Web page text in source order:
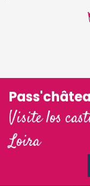
Visite los
Loira